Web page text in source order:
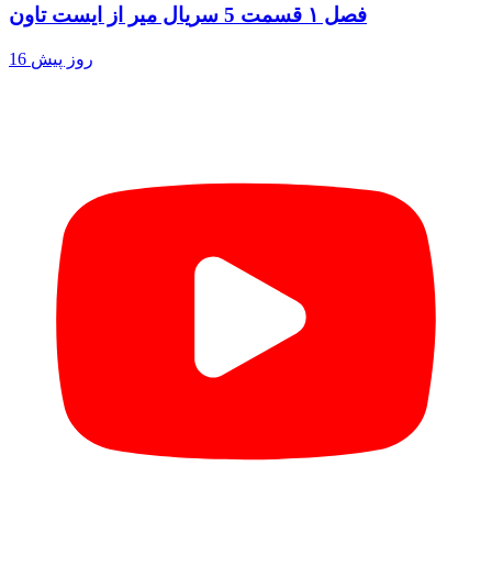
فصل ۱ قسمت 5 سریال میر از ایست تاون
16 روز پیش